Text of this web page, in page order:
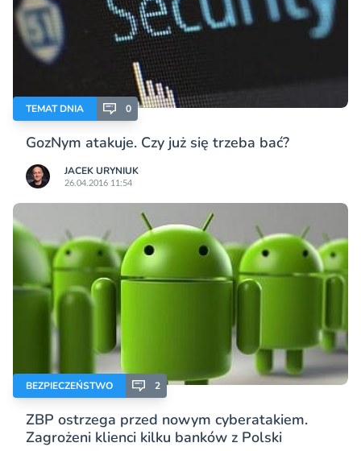
TEMAT DNIA 0
GozNym atakuje. Czy już się trzeba bać?
JACEK URYNIUK
26.04.2016 11:54
BEZPIECZEŃSTWO 2
ZBP ostrzega przed nowym cyberatakiem.
Zagrożeni klienci kilku banków z Polski